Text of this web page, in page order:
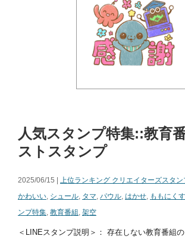
人気スタンプ特集::教育
ストスタンプ
2025/06/15 | 上位ランキング クリエイターズスタン
かわいい, シュール, タマ, パウル, はかせ, ももにくす
ンプ特集, 教育番組 , 架空
＜LINEスタンプ説明＞： 存在しない教育番組